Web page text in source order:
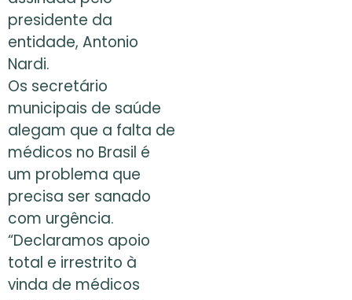
presidente da
entidade, Antonio
Nardi.
Os secretário
municipais de saúde
alegam que a falta de
médicos no Brasil é
um problema que
precisa ser sanado
com urgência.
“Declaramos apoio
total e irrestrito à
vinda de médicos